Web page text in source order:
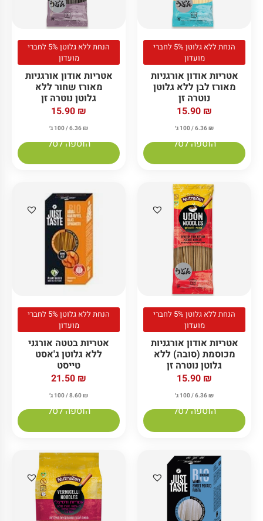
הנחת ללא גלוטן 5% לחברי
מועדון
אטריות אודון אורגניות
מאורז לבן ללא גלוטן
נוטרה זן
15.90 ₪
6.36₪ / 100 ג׳
הוספה לסל
הנחת ללא גלוטן 5% לחברי
מועדון
אטריות אודון אורגניות
מאורז שחור ללא
גלוטן נוטרה זן
15.90 ₪
6.36₪ / 100 ג׳
הוספה לסל
הנחת ללא גלוטן 5% לחברי
מועדון
אטריות אודון אורגניות
מכוסמת (סובה) ללא
גלוטן נוטרה זן
15.90 ₪
6.36₪ / 100 ג׳
הוספה לסל
הנחת ללא גלוטן 5% לחברי
מועדון
אטריות בטטה אורגני
ללא גלוטן ג'אסט
טייסט
21.50 ₪
8.60₪ / 100 ג׳
הוספה לסל